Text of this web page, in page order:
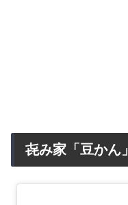
㐂み家「豆かん」